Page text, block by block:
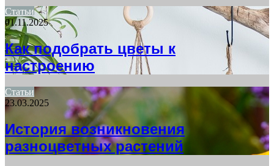
Статьи
01.11.2025
Как подобрать цветы к
настроению
Статьи
23.03.2025
История возникновения
разноцветных растений